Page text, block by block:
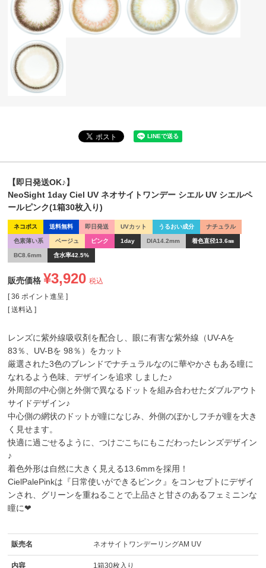
【即日発送OK♪】
NeoSight 1day Ciel UV ネオサイトワンデー シエル UV シエルペ
ールピンク(1箱30枚入り)
ネコポス 送料無料 即日発送 UVカット うるおい成分 ナチュラル
色素薄い系 ベージュ ピンク 1day DIA14.2mm 着色直径13.6㎜
BC8.6mm 含水率42.5%
販売価格 ¥3,920 税込
[ 36 ポイント進呈 ]
送料込
レンズに紫外線吸収剤を配合し、眼に有害な紫外線（UV-Aを
83％、UV-Bを 98％）をカット
厳選された3色のブレンドでナチュラルなのに華やかさもある瞳に
なれるよう色味、デザインを追求 しました♪
外周部の中心側と外側で異なるドットを組み合わせたダブルアウト
サイドデザイン♪
中心側の網状のドットが瞳になじみ、外側のぼかしフチが瞳を大き
く見せます。
快適に過ごせるように、つけごこちにもこだわったレンズデザイン
♪
着色外形は自然に大きく見える13.6mmを採用！
CielPalePinkは『日常使いができるピンク』をコンセプトにデザイ
ンされ、グリーンを重ねることで上品さと甘さのあるフェミニンな
瞳に❤
販売名 ネオサイトワンデーリングAM UV
内容 1箱30枚入り